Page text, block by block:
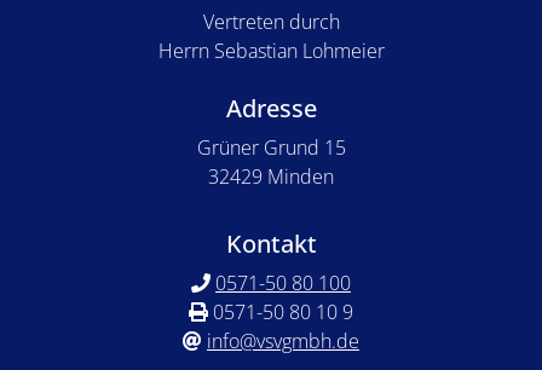
Vertreten durch
Herrn Sebastian Lohmeier
Adresse
Grüner Grund 15
32429 Minden
Kontakt
0571-50 80 100
0571-50 80 10 9
info@vsvgmbh.de